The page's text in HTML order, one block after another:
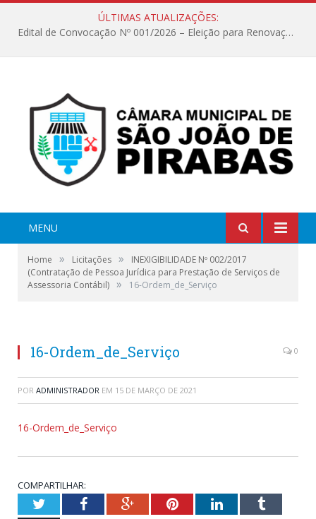
ÚLTIMAS ATUALIZAÇÕES:
Edital de Convocação Nº 001/2026 – Eleição para Renovação da Mesa Diretora – Biênio 2027/2028
MENU
Home » Licitações »
INEXIGIBILIDADE Nº 002/2017
(Contratação de Pessoa Jurídica para Prestação de Serviços de
Assessoria Contábil) » 16-Ordem_de_Serviço
16-Ordem_de_Serviço 0
POR ADMINISTRADOR EM 15 DE MARÇO DE 2021
16-Ordem_de_Serviço
COMPARTILHAR:
TwitterFacebookGoogle+PinterestLinkedInTumblr